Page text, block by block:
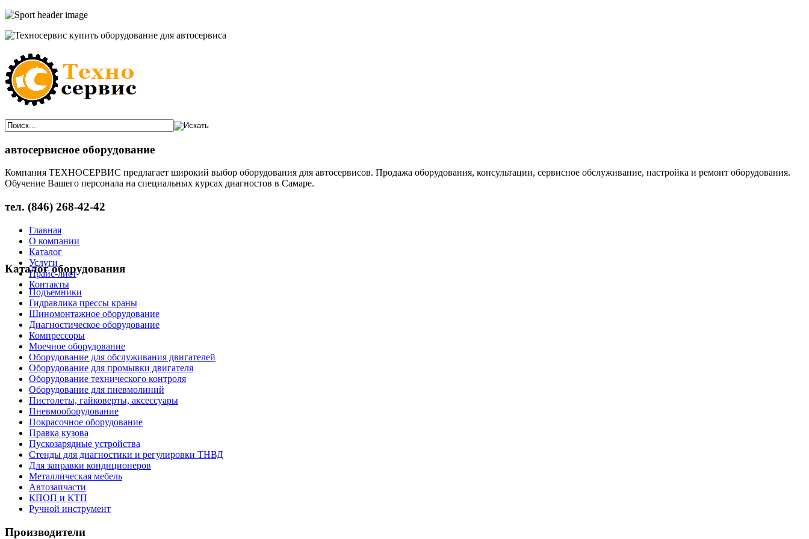
автосервисное оборудование
Компания ТЕХНОСЕРВИС предлагает широкий выбор оборудования для автосервисов. Продажа оборудования, консультации, сервисное обслуживание, настройка и ремонт оборудования.
Обучение Вашего персонала на специальных курсах диагностов в Самаре.
тел. (846) 268-42-42
Главная
О компании
Каталог
Услуги
Прайс-лист
Контакты
Каталог оборудования
Подъемники
Гидравлика прессы краны
Шиномонтажное оборудование
Диагностическое оборудование
Компрессоры
Моечное оборудование
Оборудование для обслуживания двигателей
Оборудование для промывки двигателя
Оборудование технического контроля
Оборудование для пневмолиний
Пистолеты, гайковерты, аксессуары
Пневмооборудование
Покрасочное оборудование
Правка кузова
Пускозарядные устройства
Стенды для диагностики и регулировки ТНВД
Для заправки кондиционеров
Металлическая мебель
Автозапчасти
КПОП и КТП
Ручной инструмент
Производители